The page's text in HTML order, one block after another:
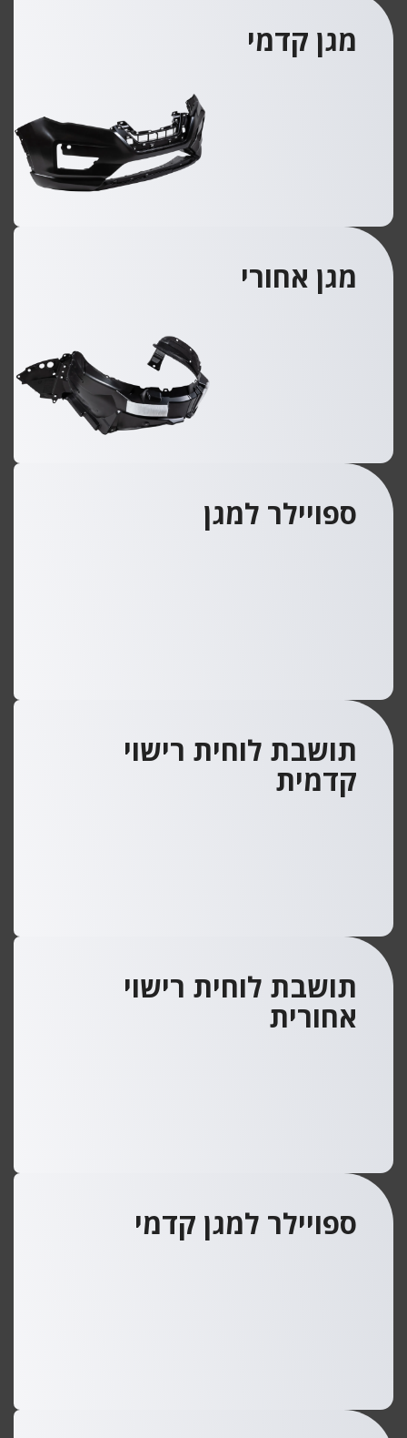
מגן קדמי
מגן אחורי
ספויילר למגן
תושבת לוחית רישוי
קדמית
תושבת לוחית רישוי
אחורית
ספויילר למגן קדמי